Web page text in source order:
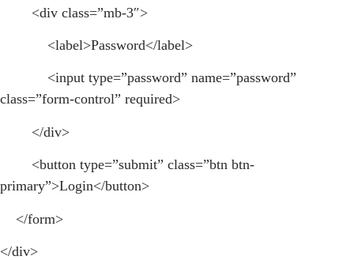
<div class=”mb-3″>
<label>Password</label>
<input type=”password” name=”password”
class=”form-control” required>
</div>
<button type=”submit” class=”btn btn-
primary”>Login</button>
</form>
</div>